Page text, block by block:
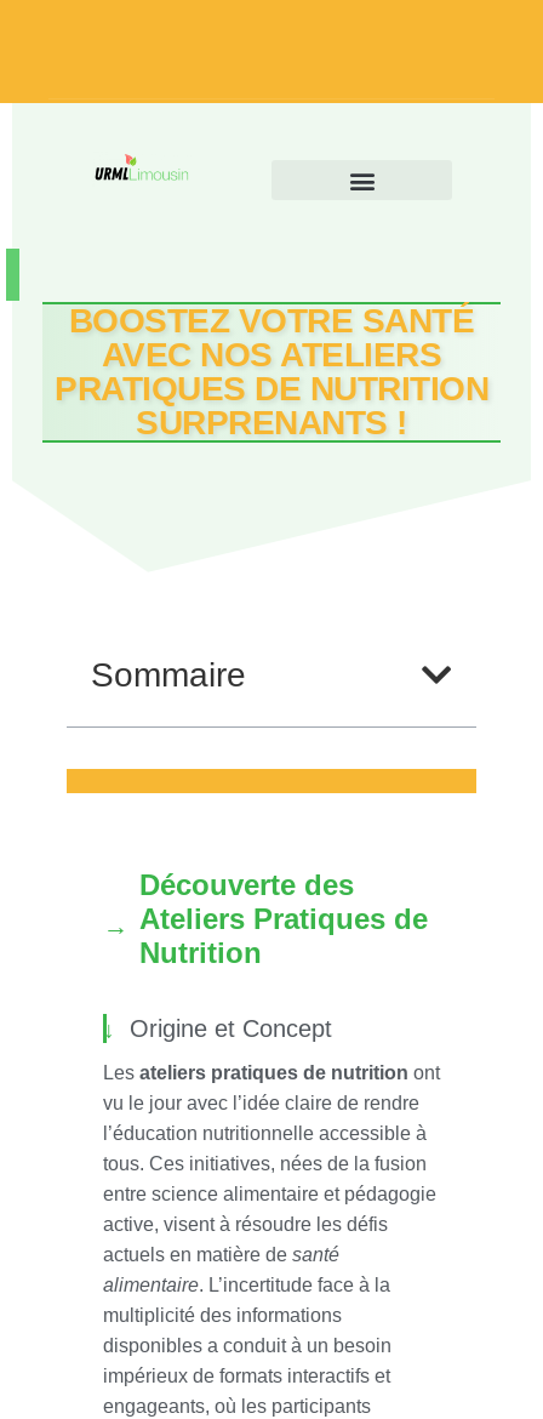
BOOSTEZ VOTRE SANTÉ
AVEC NOS ATELIERS
PRATIQUES DE NUTRITION
SURPRENANTS !
Sommaire
Découverte des
Ateliers Pratiques de
Nutrition
Origine et Concept
Les ateliers pratiques de nutrition ont
vu le jour avec l’idée claire de rendre
l’éducation nutritionnelle accessible à
tous. Ces initiatives, nées de la fusion
entre science alimentaire et pédagogie
active, visent à résoudre les défis
actuels en matière de santé
alimentaire. L’incertitude face à la
multiplicité des informations
disponibles a conduit à un besoin
impérieux de formats interactifs et
engageants, où les participants